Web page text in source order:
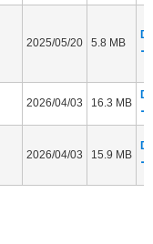
2025/05/20 5.8 MB
2026/04/03 16.3 MB
2026/04/03 15.9 MB